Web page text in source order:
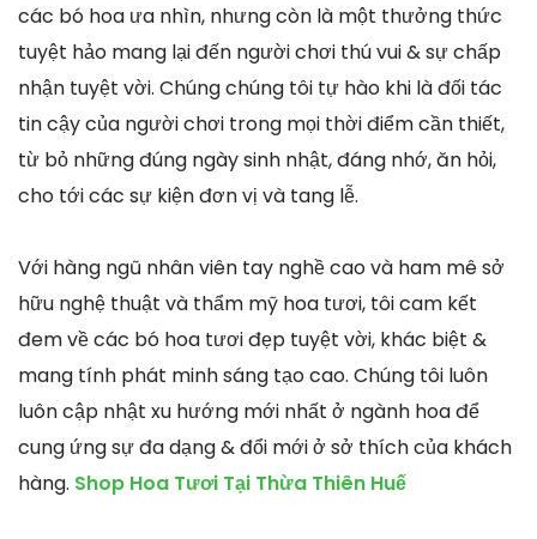
các bó hoa ưa nhìn, nhưng còn là một thưởng thức
tuyệt hảo mang lại đến người chơi thú vui & sự chấp
nhận tuyệt vời. Chúng chúng tôi tự hào khi là đối tác
tin cậy của người chơi trong mọi thời điểm cần thiết,
từ bỏ những đúng ngày sinh nhật, đáng nhớ, ăn hỏi,
cho tới các sự kiện đơn vị và tang lễ.
Với hàng ngũ nhân viên tay nghề cao và ham mê sở
hữu nghệ thuật và thẩm mỹ hoa tươi, tôi cam kết
đem về các bó hoa tươi đẹp tuyệt vời, khác biệt &
mang tính phát minh sáng tạo cao. Chúng tôi luôn
luôn cập nhật xu hướng mới nhất ở ngành hoa để
cung ứng sự đa dạng & đổi mới ở sở thích của khách
hàng. Shop Hoa Tươi Tại Thừa Thiên Huế